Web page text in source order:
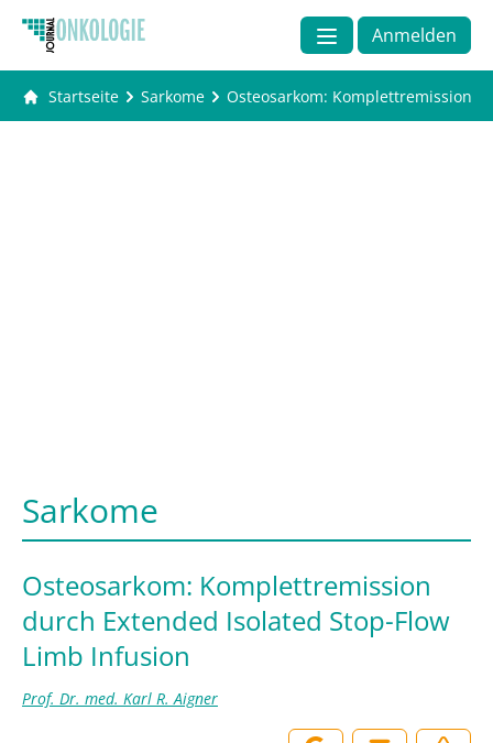
Anmelden
Startseite Sarkome Osteosarkom: Komplettremission
Sarkome
Osteosarkom: Komplettremission
durch Extended Isolated Stop-Flow
Limb Infusion
Prof. Dr. med. Karl R. Aigner